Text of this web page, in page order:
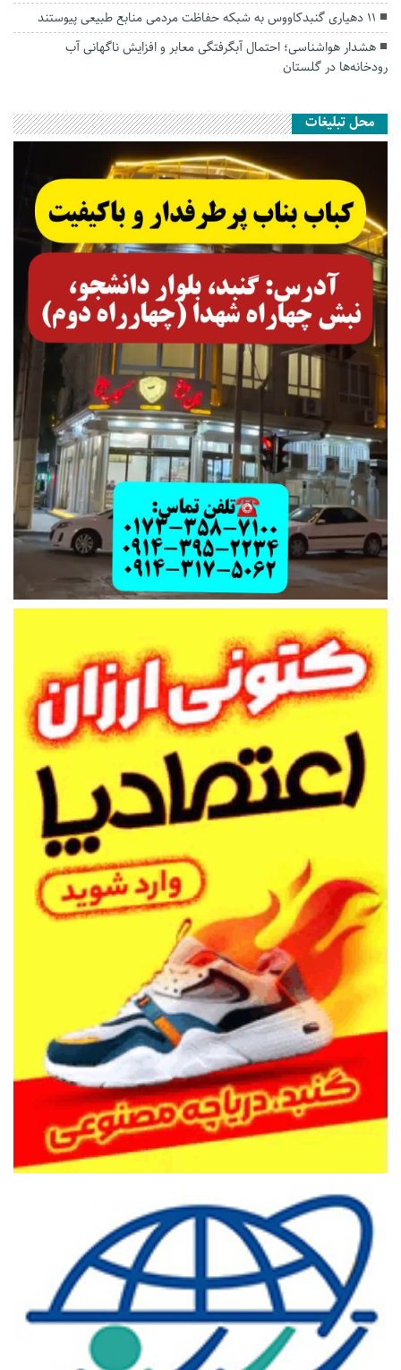
۱۱ دهیاری گنبدکاووس به شبکه حفاظت مردمی منابع طبیعی پیوستند
هشدار هواشناسی؛ احتمال آبگرفتگی معابر و افزایش ناگهانی آب
رودخانه‌ها در گلستان
محل تبلیغات